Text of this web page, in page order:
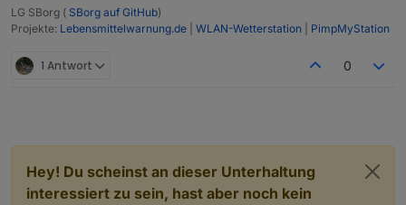
LG SBorg ( SBorg auf GitHub)
Projekte: Lebensmittelwarnung.de WLAN-Wetterstation PimpMyStation
1 Antwort 0
Hey! Du scheinst an dieser Unterhaltung
interessiert zu sein, hast aber noch kein